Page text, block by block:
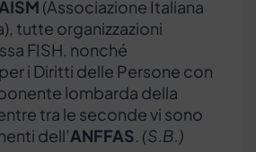
AISM (Associazione Italiana
tutte organizzazioni
FISH, nonché
i Diritti delle Persone con
lombarda della
tra le seconde vi sono
dell’ANFFAS. (S.B.)